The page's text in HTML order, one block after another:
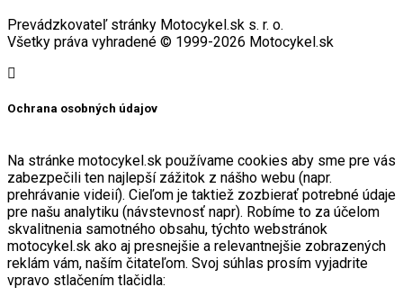
Prevádzkovateľ stránky Motocykel.sk s. r. o.
Všetky práva vyhradené © 1999-2026 Motocykel.sk
Ochrana osobných údajov
Na stránke motocykel.sk používame cookies aby sme pre vás
zabezpečili ten najlepší zážitok z nášho webu (napr.
prehrávanie videií). Cieľom je taktiež zozbierať potrebné údaje
pre našu analytiku (návstevnosť napr). Robíme to za účelom
skvalitnenia samotného obsahu, týchto webstránok
motocykel.sk ako aj presnejšie a relevantnejšie zobrazených
reklám vám, naším čitateľom. Svoj súhlas prosím vyjadrite
vpravo stlačením tlačidla: